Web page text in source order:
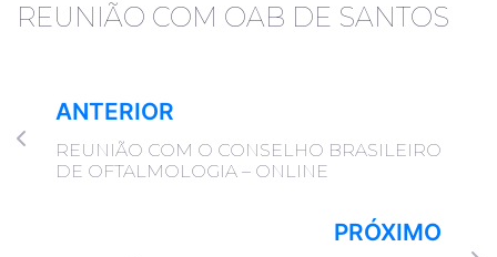
REUNIÃO COM OAB DE SANTOS
ANTERIOR
REUNIÃO COM O CONSELHO BRASILEIRO
DE OFTALMOLOGIA – ONLINE
PRÓXIMO